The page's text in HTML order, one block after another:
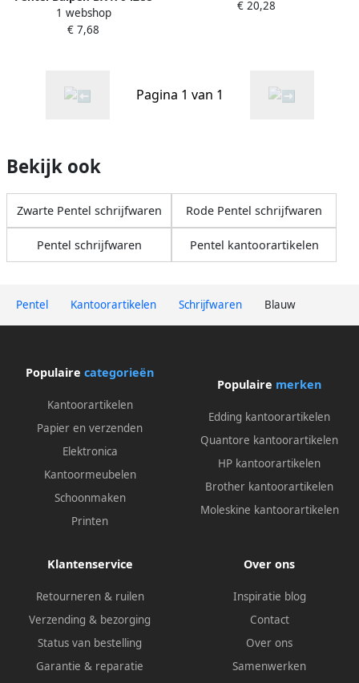
Pentel Kantoorartikelen Schrijfwaren Blauw
medium lichtblauw
1 webshop
€ 7,68
€ 20,28
Pagina 1 van 1
Bekijk ook
Zwarte Pentel schrijfwaren Rode Pentel schrijfwaren
Pentel schrijfwaren Pentel kantoorartikelen
Populaire categorieën
Kantoorartikelen
Papier en verzenden
Elektronica
Kantoormeubelen
Schoonmaken
Printen
Populaire merken
Edding kantoorartikelen
Quantore kantoorartikelen
HP kantoorartikelen
Brother kantoorartikelen
Moleskine kantoorartikelen
Klantenservice
Retourneren & ruilen
Verzending & bezorging
Status van bestelling
Garantie & reparatie
Over ons
Inspiratie blog
Contact
Over ons
Samenwerken